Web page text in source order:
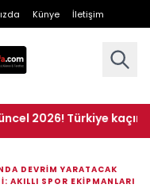
Künye İletişim
2026! Türkiye kaçıncı
DEVRIM YARATACAK
AKILLI SPOR EKIPMANLARI